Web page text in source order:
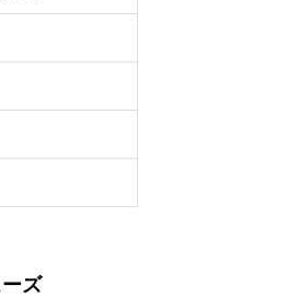
ズ